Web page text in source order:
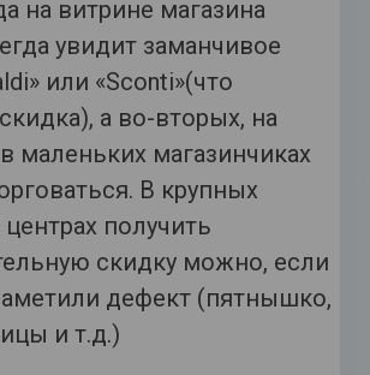
на витрине магазина
увидит заманчивое
или «Sconti»(что
а во-вторых, на
маленьких магазинчиках
В крупных
получить
скидку можно, если
дефект (пятнышко,
и т.д.)